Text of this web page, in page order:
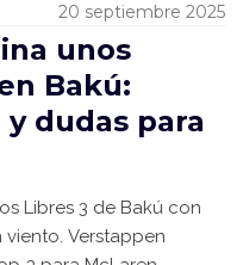
20 septiembre 2025
unos
Bakú:
dudas para
Libres 3 de Bakú con
viento. Verstappen